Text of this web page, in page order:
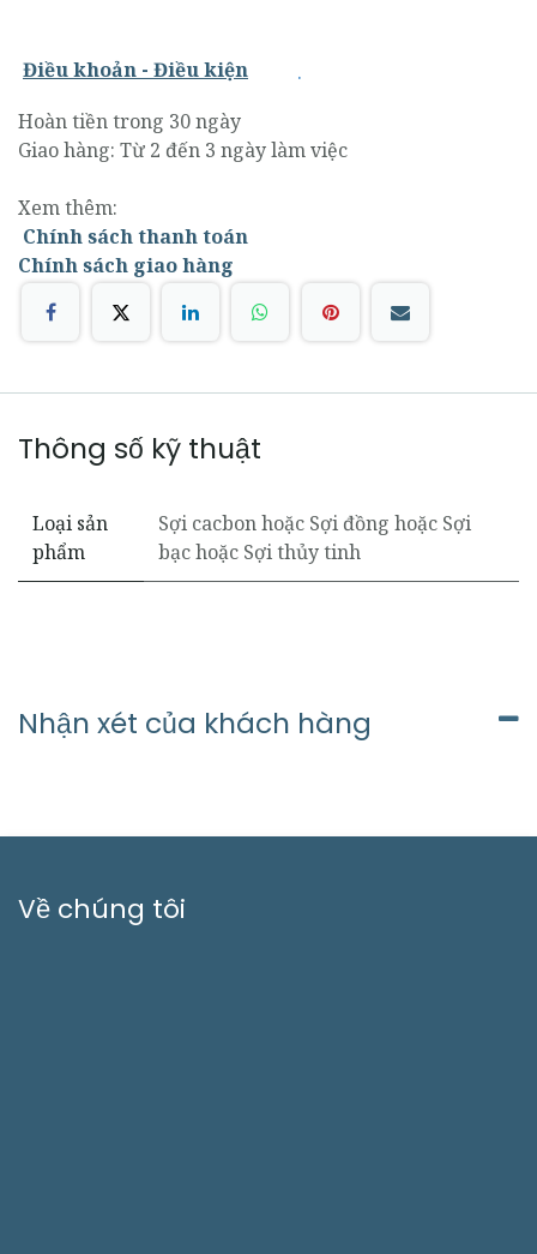
Điều khoản - Điều kiện .
Hoàn tiền trong 30 ngày
Giao hàng: Từ 2 đến 3 ngày làm việc
Xem thêm:
Chính sách thanh toán
Chính sách giao hàng
Thông số kỹ thuật
Loại sản
phẩm
Sợi cacbonhoặc Sợi đồng hoặc Sợi
bạchoặc Sợi thủy tinh
Nhận xét của khách hàng
Về chúng tôi